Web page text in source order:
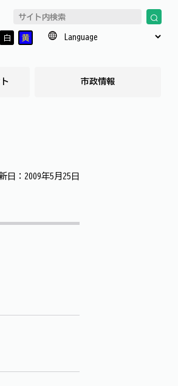
白 黄
市政情報
日：2009年5月25日